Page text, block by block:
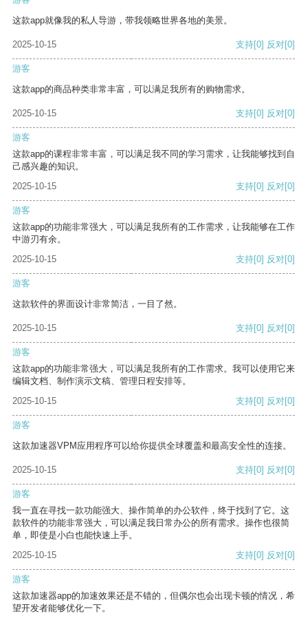
这款app就像我的私人导游，带我领略世界各地的美景。
2025-10-15 支持[0] 反对[0]
游客
这款app的商品种类非常丰富，可以满足我所有的购物需求。
2025-10-15 支持[0] 反对[0]
游客
这款app的课程非常丰富，可以满足我不同的学习需求，让我能够找到自
己感兴趣的知识。
2025-10-15
支持[0] 反对[0]
游客
这款app的功能非常强大，可以满足我所有的工作需求，让我能够在工作
中游刃有余。
2025-10-15
支持[0] 反对[0]
游客
这款软件的界面设计非常简洁，一目了然。
2025-10-15 支持[0] 反对[0]
游客
这款app的功能非常强大，可以满足我所有的工作需求。我可以使用它来
编辑文档、制作演示文稿、管理日程安排等。
2025-10-15
支持[0] 反对[0]
游客
这款加速器VPM应用程序可以给你提供全球覆盖和最高安全性的连接。
2025-10-15 支持[0] 反对[0]
游客
我一直在寻找一款功能强大、操作简单的办公软件，终于找到了它。这
款软件的功能非常强大，可以满足我日常办公的所有需求。操作也很简
单，即使是小白也能快速上手。
2025-10-15
支持[0] 反对[0]
游客
这款加速器app的加速效果还是不错的，但偶尔也会出现卡顿的情况，希
望开发者能够优化一下。